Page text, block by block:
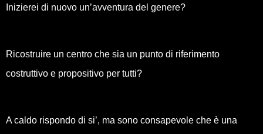
Inizierei di nuovo un’avventura del genere?
Ricostruire un centro che sia un punto di riferimento
costruttivo e propositivo per tutti?
A caldo rispondo di si’, ma sono consapevole che è una